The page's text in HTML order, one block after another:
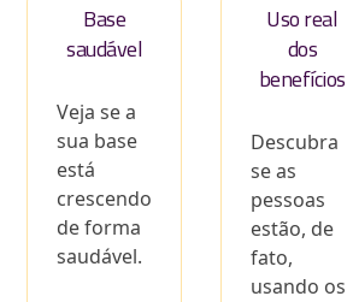
Base
saudável
Veja se a
sua base
está
crescendo
de forma
saudável.
Uso real
dos
benefícios
Descubra
se as
pessoas
estão, de
fato,
usando os